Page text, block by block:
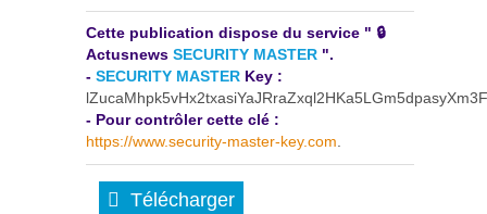
Cette publication dispose du service " 🔒
Actusnews SECURITY MASTER ".
- SECURITY MASTER Key :
- Pour contrôler cette clé :
https://www.security-master-key.com
Télécharger